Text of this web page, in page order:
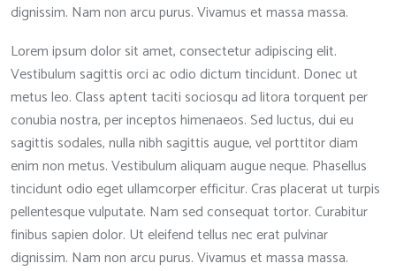
dignissim. Nam non arcu purus. Vivamus et massa massa.
Lorem ipsum dolor sit amet, consectetur adipiscing elit.
Vestibulum sagittis orci ac odio dictum tincidunt. Donec ut
metus leo. Class aptent taciti sociosqu ad litora torquent per
conubia nostra, per inceptos himenaeos. Sed luctus, dui eu
sagittis sodales, nulla nibh sagittis augue, vel porttitor diam
enim non metus. Vestibulum aliquam augue neque. Phasellus
tincidunt odio eget ullamcorper efficitur. Cras placerat ut turpis
pellentesque vulputate. Nam sed consequat tortor. Curabitur
finibus sapien dolor. Ut eleifend tellus nec erat pulvinar
dignissim. Nam non arcu purus. Vivamus et massa massa.